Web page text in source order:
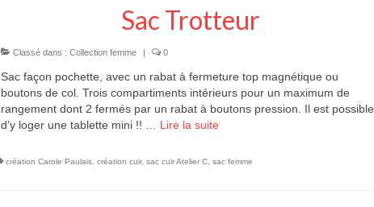
Sac Trotteur
Classé dans : Collection femme | 0
Sac façon pochette, avec un rabat à fermeture top magnétique ou
boutons de col. Trois compartiments intérieurs pour un maximum de
rangement dont 2 fermés par un rabat à boutons pression. Il est possible
d’y loger une tablette mini !! … Lire la suite­­
création Carole Paulais, création cuir, sac cuir Atelier C, sac femme